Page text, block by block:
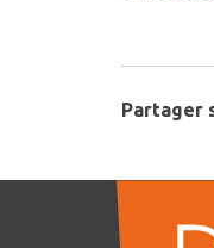
Partager